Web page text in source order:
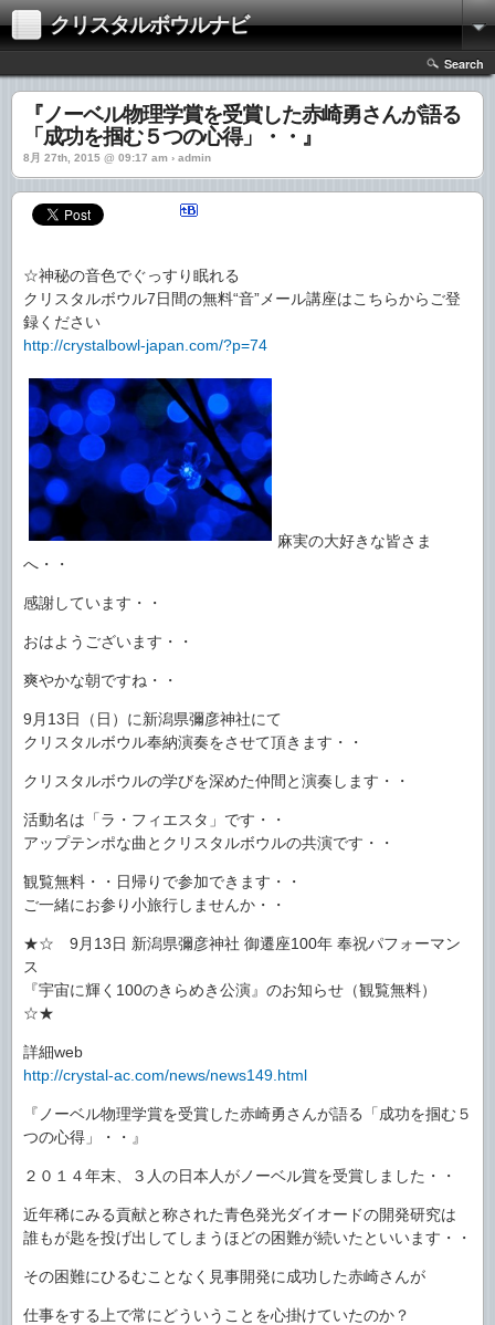
クリスタルボウルナビ
Search
『ノーベル物理学賞を受賞した赤崎勇さんが語る
「成功を掴む５つの心得」・・』
8月 27th, 2015 @ 09:17 am › admin
☆神秘の音色でぐっすり眠れる
クリスタルボウル7日間の無料“音”メール講座はこちらからご登
録ください
http://crystalbowl-japan.com/?p=74
麻実の大好きな皆さま
へ・・
感謝しています・・
おはようございます・・
爽やかな朝ですね・・
9月13日（日）に新潟県彌彦神社にて
クリスタルボウル奉納演奏をさせて頂きます・・
クリスタルボウルの学びを深めた仲間と演奏します・・
活動名は「ラ・フィエスタ」です・・
アップテンポな曲とクリスタルボウルの共演です・・
観覧無料・・日帰りで参加できます・・
ご一緒にお参り小旅行しませんか・・
★☆ 9月13日 新潟県彌彦神社 御遷座100年 奉祝パフォーマン
ス
『宇宙に輝く100のきらめき公演』のお知らせ（観覧無料）
☆★
詳細web
http://crystal-ac.com/news/news149.html
『ノーベル物理学賞を受賞した赤崎勇さんが語る「成功を掴む５
つの心得」・・』
２０１４年末、３人の日本人がノーベル賞を受賞しました・・
近年稀にみる貢献と称された青色発光ダイオードの開発研究は
誰もが匙を投げ出してしまうほどの困難が続いたといいます・・
その困難にひるむことなく見事開発に成功した赤崎さんが
仕事をする上で常にどういうことを心掛けていたのか？